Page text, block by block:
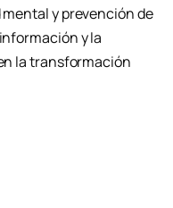
y prevención de
y la
la transformación